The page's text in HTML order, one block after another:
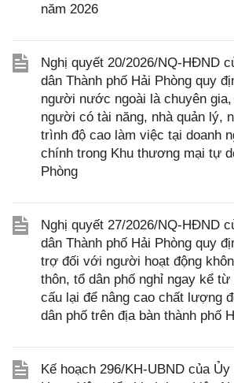
năm 2026
Nghị quyết 20/2026/NQ-HĐND
dân Thành phố Hải Phòng quy
người nước ngoài là chuyên gia,
người có tài năng, nhà quản lý,
trình độ cao làm việc tại doanh
chính trong Khu thương mại tự
Phòng
Nghị quyết 27/2026/NQ-HĐND
dân Thành phố Hải Phòng quy
trợ đối với người hoạt động
thôn, tổ dân phố nghỉ ngay kể
cấu lại để nâng cao chất lượng
dân phố trên địa bàn thành phố
Kế hoạch 296/KH-UBND của